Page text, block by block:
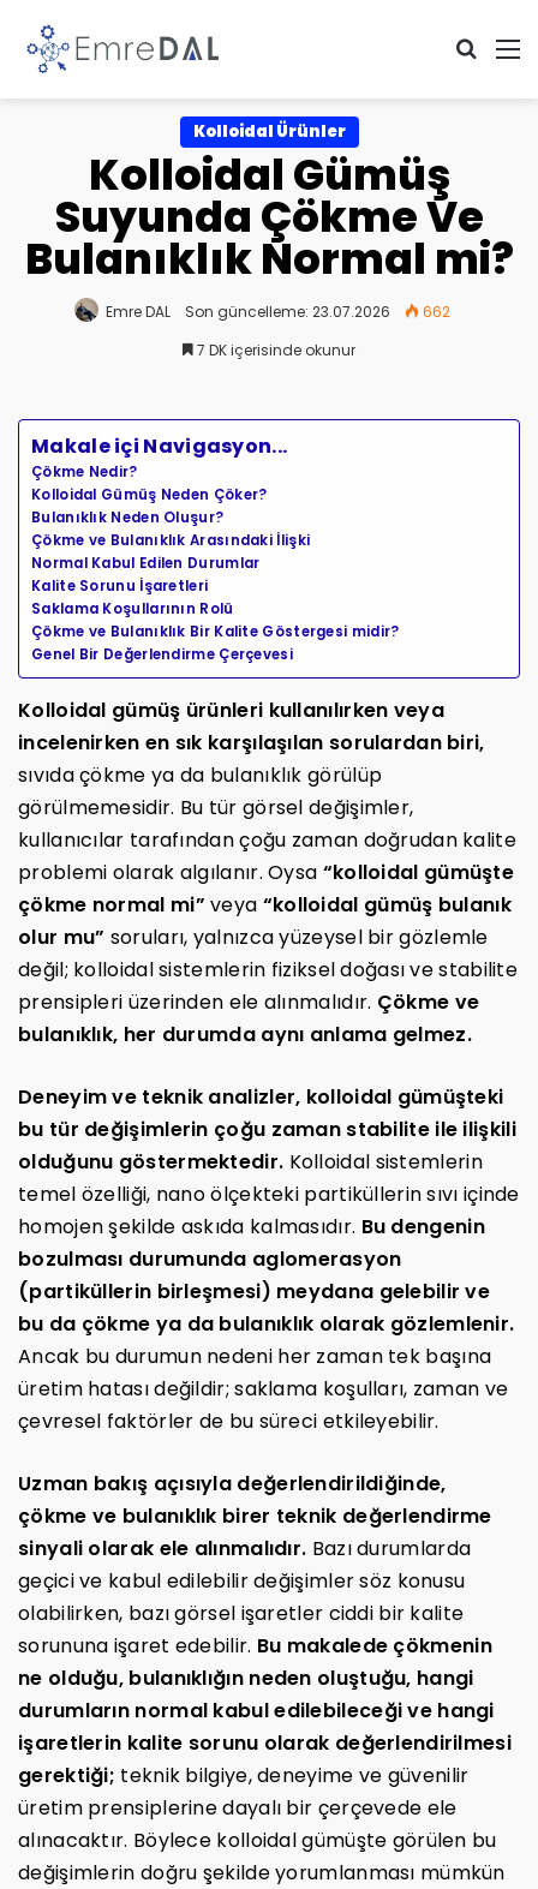
Kolloidal Ürünler
Kolloidal Gümüş
Suyunda Çökme Ve
Bulanıklık Normal mi?
Emre DAL Son güncelleme: 23.07.2026
662
7 DK içerisinde okunur
Makale içi Navigasyon...
Çökme Nedir?
Kolloidal Gümüş Neden Çöker?
Bulanıklık Neden Oluşur?
Çökme ve Bulanıklık Arasındaki İlişki
Normal Kabul Edilen Durumlar
Kalite Sorunu İşaretleri
Saklama Koşullarının Rolü
Çökme ve Bulanıklık Bir Kalite Göstergesi midir?
Genel Bir Değerlendirme Çerçevesi
Kolloidal gümüş ürünleri kullanılırken veya
incelenirken en sık karşılaşılan sorulardan biri,
sıvıda çökme ya da bulanıklık görülüp
görülmemesidir. Bu tür görsel değişimler,
kullanıcılar tarafından çoğu zaman doğrudan kalite
problemi olarak algılanır. Oysa “kolloidal gümüşte
çökme normal mi” veya “kolloidal gümüş bulanık
olur mu” soruları, yalnızca yüzeysel bir gözlemle
değil; kolloidal sistemlerin fiziksel doğası ve stabilite
prensipleri üzerinden ele alınmalıdır. Çökme ve
bulanıklık, her durumda aynı anlama gelmez.
Deneyim ve teknik analizler, kolloidal gümüşteki
bu tür değişimlerin çoğu zaman stabilite ile ilişkili
olduğunu göstermektedir. Kolloidal sistemlerin
temel özelliği, nano ölçekteki partiküllerin sıvı içinde
homojen şekilde askıda kalmasıdır. Bu dengenin
bozulması durumunda aglomerasyon
(partiküllerin birleşmesi) meydana gelebilir ve
bu da çökme ya da bulanıklık olarak gözlemlenir.
Ancak bu durumun nedeni her zaman tek başına
üretim hatası değildir; saklama koşulları, zaman ve
çevresel faktörler de bu süreci etkileyebilir.
Uzman bakış açısıyla değerlendirildiğinde,
çökme ve bulanıklık birer teknik değerlendirme
sinyali olarak ele alınmalıdır. Bazı durumlarda
geçici ve kabul edilebilir değişimler söz konusu
olabilirken, bazı görsel işaretler ciddi bir kalite
sorununa işaret edebilir. Bu makalede çökmenin
ne olduğu, bulanıklığın neden oluştuğu, hangi
durumların normal kabul edilebileceği ve hangi
işaretlerin kalite sorunu olarak değerlendirilmesi
gerektiği; teknik bilgiye, deneyime ve güvenilir
üretim prensiplerine dayalı bir çerçevede ele
alınacaktır. Böylece kolloidal gümüşte görülen bu
değişimlerin doğru şekilde yorumlanması mümkün